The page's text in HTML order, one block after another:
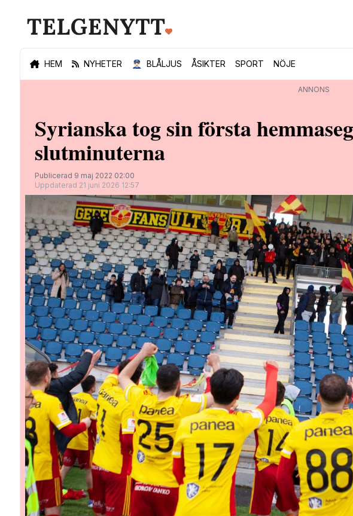
HEM NYHETER 👮🏻‍♂️ BLÅLJUS ÅSIKTER SPORT NÖJE
ANNONS
Syrianska tog sin första
slutminuterna
Publicerad 9 maj 2022 02:00
Uppdaterad 21 juni 2026 12:57